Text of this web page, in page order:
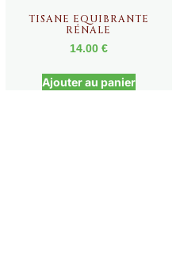
TISANE EQUIBRANTE
RÉNALE
14.00 €
Ajouter au panier